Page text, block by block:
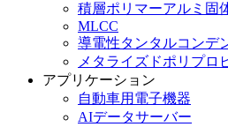
積層ポリマーアルミ固
MLCC
導電性タンタルコンデ
メタライズドポリプロ
アプリケーション
自動車用電子機器
AIデータサーバー